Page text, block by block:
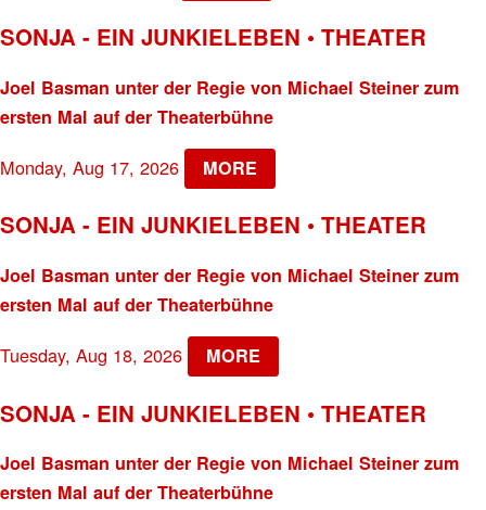
SONJA - EIN JUNKIELEBEN • THEATER
Joel Basman unter der Regie von Michael Steiner zum
ersten Mal auf der Theaterbühne
Monday, Aug 17, 2026 MORE
SONJA - EIN JUNKIELEBEN • THEATER
Joel Basman unter der Regie von Michael Steiner zum
ersten Mal auf der Theaterbühne
Tuesday, Aug 18, 2026 MORE
SONJA - EIN JUNKIELEBEN • THEATER
Joel Basman unter der Regie von Michael Steiner zum
ersten Mal auf der Theaterbühne